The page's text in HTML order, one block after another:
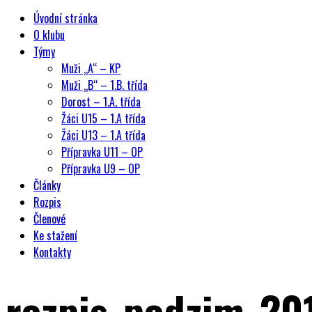
Úvodní stránka
O klubu
Týmy
Muži „A“ – KP
Muži „B“ – 1.B. třída
Dorost – 1.A. třída
Žáci U15 – 1.A třída
Žáci U13 – 1.A třída
Přípravka U11 – OP
Přípravka U9 – OP
Články
Rozpis
Členové
Ke stažení
Kontakty